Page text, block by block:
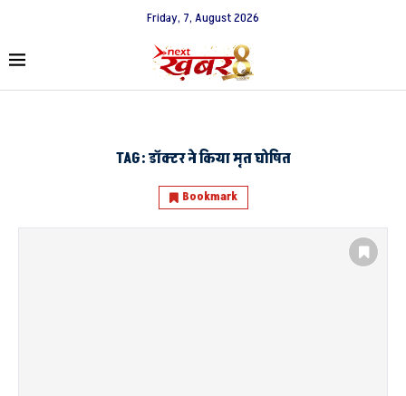
Friday, 7, August 2026
TAG:डॉक्टर ने किया मृत घोषित
Bookmark